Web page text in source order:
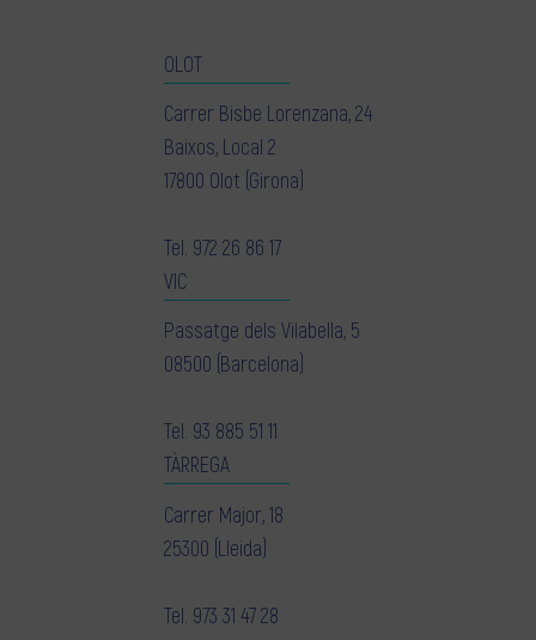
OLOT
Carrer Bisbe Lorenzana, 24
Baixos, Local 2
17800 Olot (Girona)
Tel. 972 26 86 17
VIC
Passatge dels Vilabella, 5
08500 (Barcelona)
Tel. 93 885 51 11
TÀRREGA
Carrer Major, 18
25300 (Lleida)
Tel. 973 31 47 28